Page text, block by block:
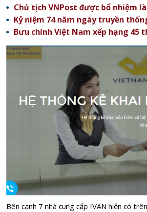
Chủ tịch VNPost được bổ nhiệm
Kỷ niệm 74 năm ngày truyền
Bưu chính Việt Nam xếp hạng 45
Bên cạnh 7 nhà cung cấp IVAN hiện có